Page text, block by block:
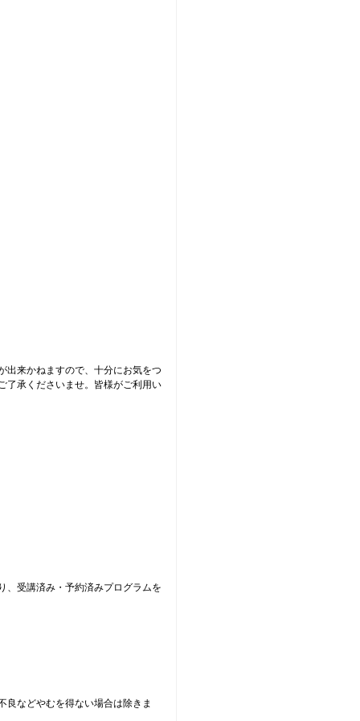
出来かねますので、十分にお気をつ
了承くださいませ。皆様がご利用い
、受講済み・予約済みプログラムを
良などやむを得ない場合は除きま